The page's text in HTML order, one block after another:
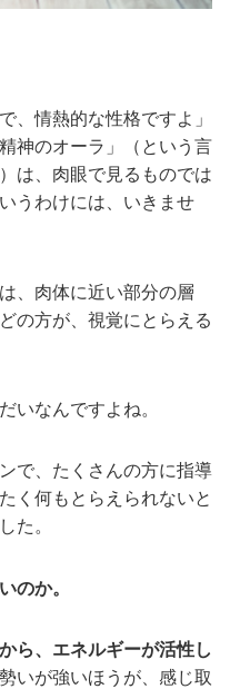
、情熱的な性格ですよ」
神のオーラ」（という言
は、肉眼で見るものでは
うわけには、いきませ
、肉体に近い部分の層
の方が、視覚にとらえる
いなんですよね。
で、たくさんの方に指導
く何もとらえられないと
た。
のか。
ら、エネルギーが活性し
いが強いほうが、感じ取